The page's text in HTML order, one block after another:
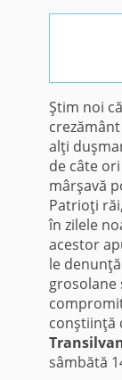
Ştim noi
alţi
de câte
mârşavă
Patrioţi
în zilele
acestor
le
grosolane
conştiinţă
sâmbătă